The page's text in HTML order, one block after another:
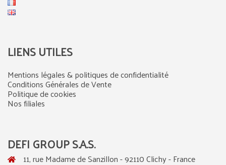
LIENS UTILES
Mentions légales & politiques de confidentialité
Conditions Générales de Vente
Politique de cookies
Nos filiales
DEFI GROUP S.A.S.
11, rue Madame de Sanzillon - 92110 Clichy - France